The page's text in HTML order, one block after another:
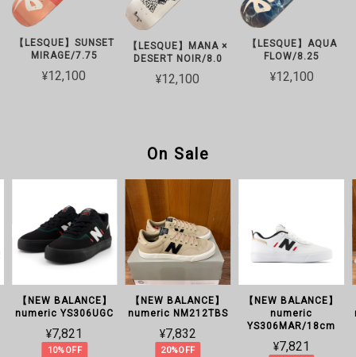
【LESQUE】SUNSET
MIRAGE/7.75
¥12,100
【LESQUE】MANA ×
DESERT NOIR/8.0
¥12,100
【LESQUE】AQUA
FLOW/8.25
¥12,100
On Sale
【NEW BALANCE】
numeric NM212TBS
¥7,832
20%OFF
【NEW BALANCE】
numeric
YS306MAR/18cm
¥7,821
【NEW BALANCE】
numeric NM212BSS
¥7,832
20%OFF